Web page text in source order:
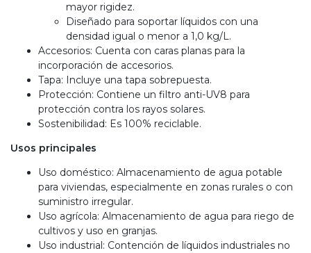
mayor rigidez.
Diseñado para soportar líquidos con una
densidad igual o menor a 1,0 kg/L.
Accesorios: Cuenta con caras planas para la
incorporación de accesorios.
Tapa: Incluye una tapa sobrepuesta.
Protección: Contiene un filtro anti-UV8 para
protección contra los rayos solares.
Sostenibilidad: Es 100% reciclable.
Usos principales
Uso doméstico: Almacenamiento de agua potable
para viviendas, especialmente en zonas rurales o con
suministro irregular.
Uso agrícola: Almacenamiento de agua para riego de
cultivos y uso en granjas.
Uso industrial: Contención de líquidos industriales no